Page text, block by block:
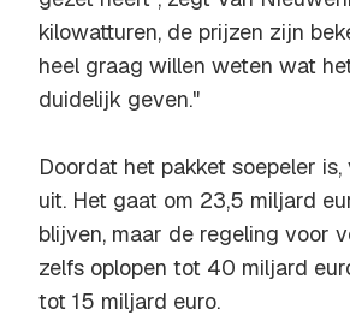
kilowatturen, de prijzen zijn
heel graag willen weten wat
duidelijk geven."
Doordat het pakket soepeler
uit. Het gaat om 23,5 miljard
blijven, maar de regeling voor
zelfs oplopen tot 40 miljard
tot 15 miljard euro.